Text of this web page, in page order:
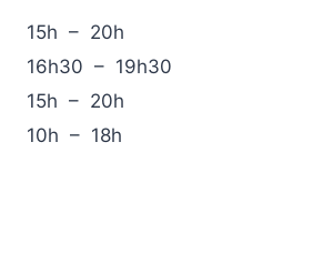
15h – 20h
16h30 – 19h30
15h – 20h
10h – 18h